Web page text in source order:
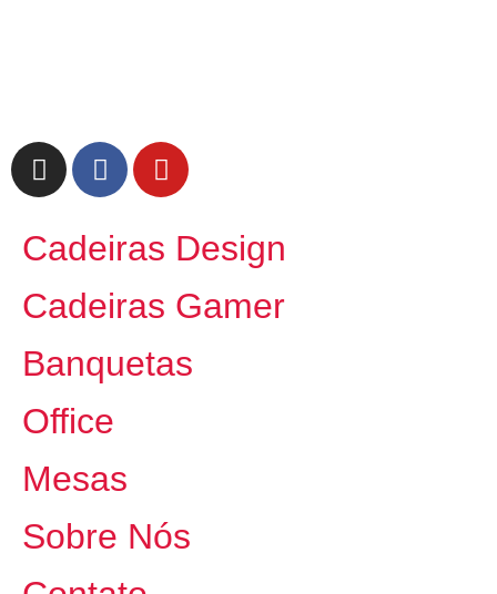
Cadeiras Design
Cadeiras Gamer
Banquetas
Office
Mesas
Sobre Nós